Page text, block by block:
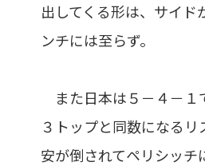
出してくる形は、サイ
ンチには至らず。
また日本は５－４－１
３トップと同数になる
安が倒されてペリシッ